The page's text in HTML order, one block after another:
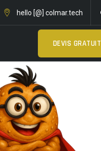
hello [@] colmar.tech
DEVIS GRATUIT